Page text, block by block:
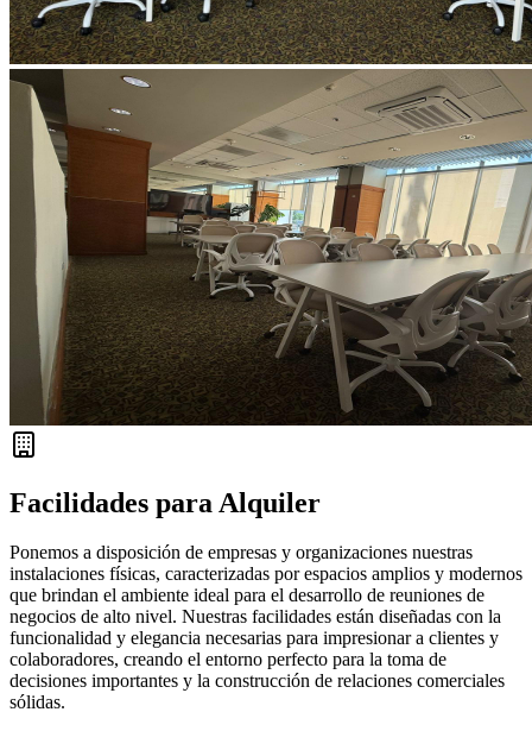
Facilidades para Alquiler
Ponemos a disposición de empresas y organizaciones nuestras
instalaciones físicas, caracterizadas por espacios amplios y modernos
que brindan el ambiente ideal para el desarrollo de reuniones de
negocios de alto nivel. Nuestras facilidades están diseñadas con la
funcionalidad y elegancia necesarias para impresionar a clientes y
colaboradores, creando el entorno perfecto para la toma de
decisiones importantes y la construcción de relaciones comerciales
sólidas.